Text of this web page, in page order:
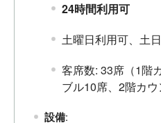
24時間利用可
土曜日利用可、土
客席数: 33席（1階
ブル10席、2階カウ
設備: